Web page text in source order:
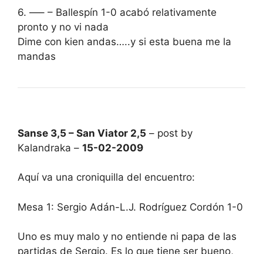
6. —– – Ballespín 1-0 acabó relativamente
pronto y no vi nada
Dime con kien andas…..y si esta buena me la
mandas
Sanse 3,5 – San Viator 2,5 – post by
Kalandraka – 15-02-2009
Aquí va una croniquilla del encuentro:
Mesa 1: Sergio Adán-L.J. Rodríguez Cordón 1-0
Uno es muy malo y no entiende ni papa de las
partidas de Sergio. Es lo que tiene ser bueno,